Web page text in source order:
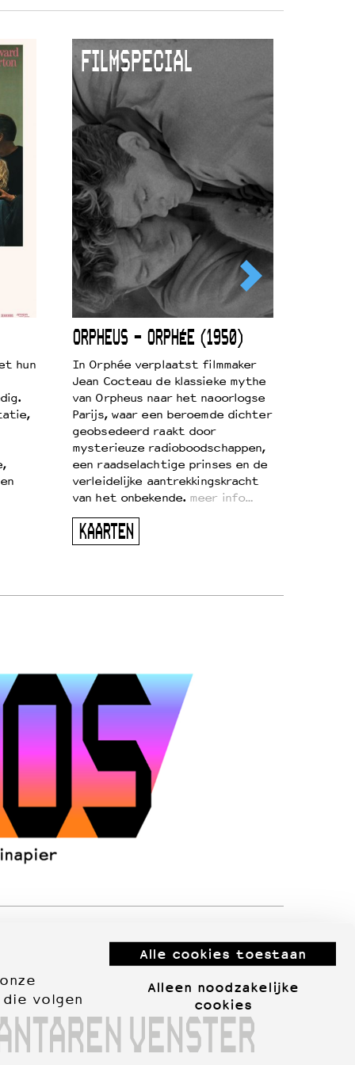
volgen
Alle cookies toestaan
Alleen noodzakelijke
cookies
hun
FILMSPECIAL
ORPHEUS – ORPHÉE (1950)
In Orphée verplaatst filmmaker
Jean Cocteau de klassieke mythe
van Orpheus naar het naoorlogse
Parijs, waar een beroemde dichter
geobsedeerd raakt door
mysterieuze radioboodschappen,
een raadselachtige prinses en de
verleidelijke aantrekkingskracht
van het onbekende. meer info…
KAARTEN